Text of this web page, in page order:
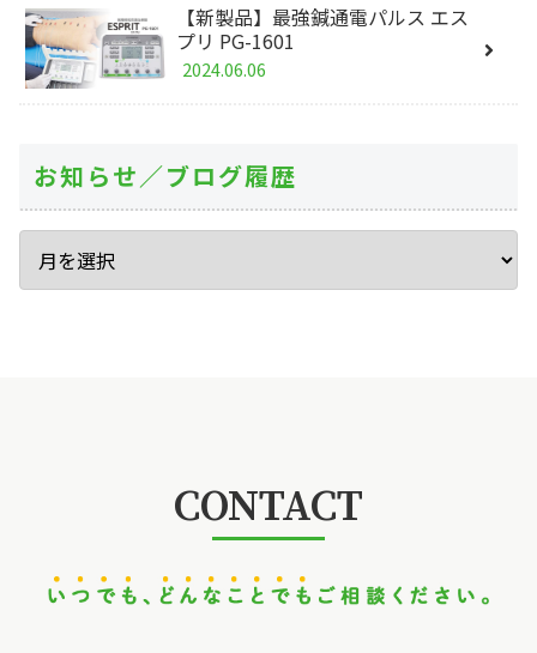
【新製品】最強鍼通電パルス エス
プリ PG-1601
2024.06.06
お知らせ／ブログ履歴
CONTACT